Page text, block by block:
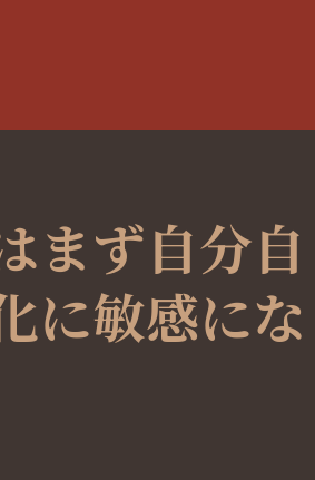
まず自分自
に敏感にな